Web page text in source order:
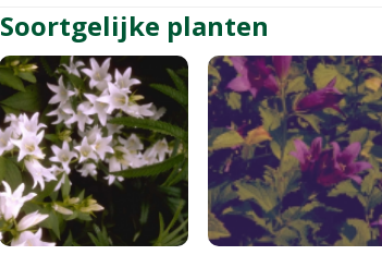
Soortgelijke planten